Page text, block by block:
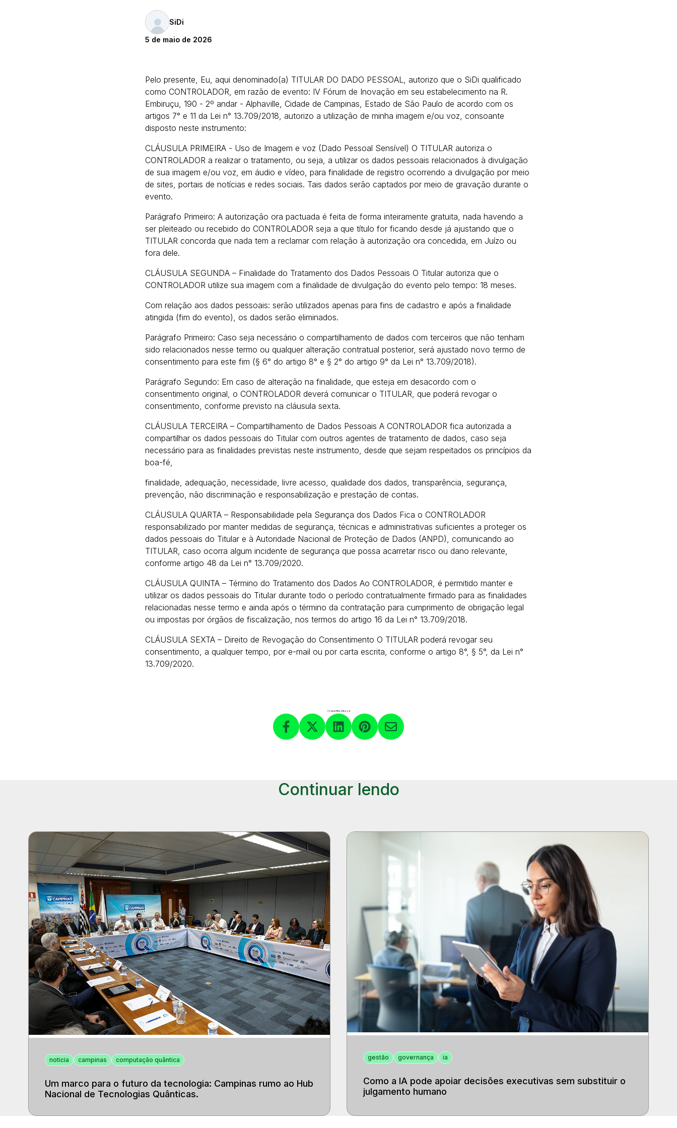
SiDi
5 de maio de 2026
Pelo presente, Eu, aqui denominado(a) TITULAR DO DADO PESSOAL, autorizo que o SiDi qualificado
como CONTROLADOR, em razão de evento: IV Fórum de Inovação em seu estabelecimento na R.
Embiruçu, 190 - 2º andar - Alphaville, Cidade de Campinas, Estado de São Paulo de acordo com os
artigos 7° e 11 da Lei n° 13.709/2018, autorizo a utilização de minha imagem e/ou voz, consoante
disposto neste instrumento:
CLÁUSULA PRIMEIRA - Uso de Imagem e voz (Dado Pessoal Sensível) O TITULAR autoriza o
CONTROLADOR a realizar o tratamento, ou seja, a utilizar os dados pessoais relacionados à divulgação
de sua imagem e/ou voz, em áudio e vídeo, para finalidade de registro ocorrendo a divulgação por meio
de sites, portais de notícias e redes sociais. Tais dados serão captados por meio de gravação durante o
evento.
Parágrafo Primeiro: A autorização ora pactuada é feita de forma inteiramente gratuita, nada havendo a
ser pleiteado ou recebido do CONTROLADOR seja a que título for ficando desde já ajustando que o
TITULAR concorda que nada tem a reclamar com relação à autorização ora concedida, em Juízo ou
fora dele.
CLÁUSULA SEGUNDA – Finalidade do Tratamento dos Dados Pessoais O Titular autoriza que o
CONTROLADOR utilize sua imagem com a finalidade de divulgação do evento pelo tempo: 18 meses.
Com relação aos dados pessoais: serão utilizados apenas para fins de cadastro e após a finalidade
atingida (fim do evento), os dados serão eliminados.
Parágrafo Primeiro: Caso seja necessário o compartilhamento de dados com terceiros que não tenham
sido relacionados nesse termo ou qualquer alteração contratual posterior, será ajustado novo termo de
consentimento para este fim (§ 6° do artigo 8° e § 2° do artigo 9° da Lei n° 13.709/2018).
Parágrafo Segundo: Em caso de alteração na finalidade, que esteja em desacordo com o
consentimento original, o CONTROLADOR deverá comunicar o TITULAR, que poderá revogar o
consentimento, conforme previsto na cláusula sexta.
CLÁUSULA TERCEIRA – Compartilhamento de Dados Pessoais A CONTROLADOR fica autorizada a
compartilhar os dados pessoais do Titular com outros agentes de tratamento de dados, caso seja
necessário para as finalidades previstas neste instrumento, desde que sejam respeitados os princípios da
boa-fé,
finalidade, adequação, necessidade, livre acesso, qualidade dos dados, transparência, segurança,
prevenção, não discriminação e responsabilização e prestação de contas.
CLÁUSULA QUARTA – Responsabilidade pela Segurança dos Dados Fica o CONTROLADOR
responsabilizado por manter medidas de segurança, técnicas e administrativas suficientes a proteger os
dados pessoais do Titular e à Autoridade Nacional de Proteção de Dados (ANPD), comunicando ao
TITULAR, caso ocorra algum incidente de segurança que possa acarretar risco ou dano relevante,
conforme artigo 48 da Lei n° 13.709/2020.
CLÁUSULA QUINTA – Término do Tratamento dos Dados Ao CONTROLADOR, é permitido manter e
utilizar os dados pessoais do Titular durante todo o período contratualmente firmado para as finalidades
relacionadas nesse termo e ainda após o término da contratação para cumprimento de obrigação legal
ou impostas por órgãos de fiscalização, nos termos do artigo 16 da Lei n° 13.709/2018.
CLÁUSULA SEXTA – Direito de Revogação do Consentimento O TITULAR poderá revogar seu
consentimento, a qualquer tempo, por e-mail ou por carta escrita, conforme o artigo 8°, § 5°, da Lei n°
13.709/2020.
Compartilhar este post
Continuar lendo
noticia campinas computação quântica
Um marco para o futuro da tecnologia: Campinas rumo ao Hub
Nacional de Tecnologias Quânticas.
gestão governança ia
Como a IA pode apoiar decisões executivas sem substituir o
julgamento humano